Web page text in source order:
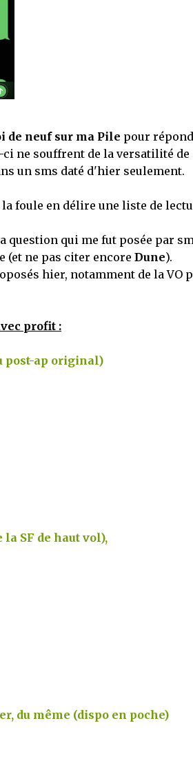
de neuf sur ma Pile pour
ci ne souffrent de la versatilité de
un sms daté d'hier seulement.
foule en délire une liste de
question qui me fut posée par
(et ne pas citer encore Dune).
hier, notamment de la VO
profit :
post-ap original)
la SF de haut vol),
du même (dispo en poche)